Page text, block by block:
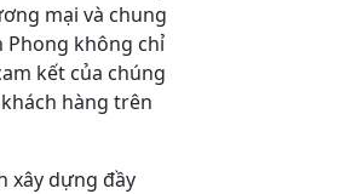
mại và chung
Phong không chỉ
kết của chúng
hàng trên
xây dựng đầy